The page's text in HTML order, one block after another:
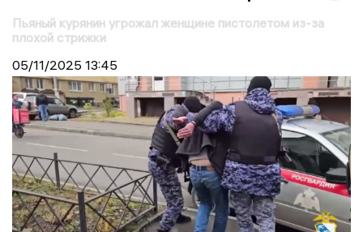
Пьяный курянин угрожал женщине пистолетом из-за
плохой стрижки
05/11/2025 13:45